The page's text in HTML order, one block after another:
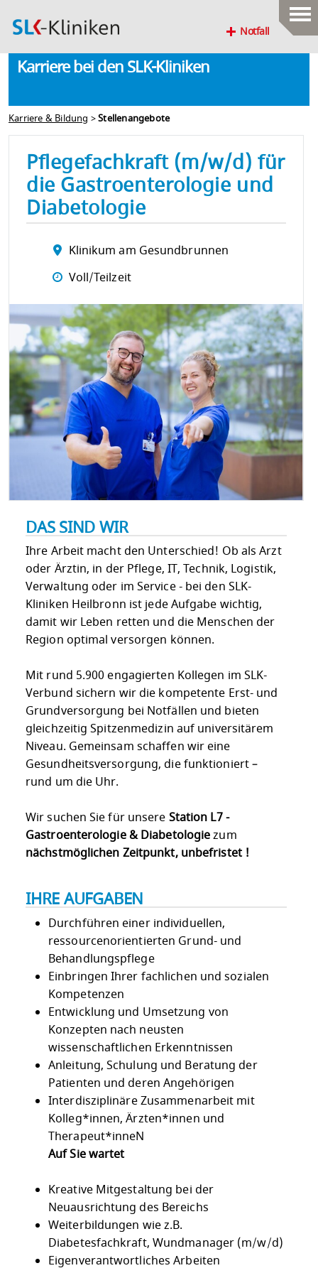
Notfall
Karriere bei den SLK-Kliniken
Karriere & Bildung >Stellenangebote
Pflegefachkraft (m/w/d) für
die Gastroenterologie und
Diabetologie
Klinikum am Gesundbrunnen
Voll/Teilzeit
DAS SIND WIR
Ihre Arbeit macht den Unterschied! Ob als Arzt
oder Ärztin, in der Pflege, IT, Technik, Logistik,
Verwaltung oder im Service - bei den SLK-
Kliniken Heilbronn ist jede Aufgabe wichtig,
damit wir Leben retten und die Menschen der
Region optimal versorgen können.
Mit rund 5.900 engagierten Kollegen im SLK-
Verbund sichern wir die kompetente Erst- und
Grundversorgung bei Notfällen und bieten
gleichzeitig Spitzenmedizin auf universitärem
Niveau. Gemeinsam schaffen wir eine
Gesundheitsversorgung, die funktioniert –
rund um die Uhr.
Wir suchen Sie für unsere Station L7 -
Gastroenterologie & Diabetologiezum
nächstmöglichen Zeitpunkt, unbefristet !
IHRE AUFGABEN
Durchführen einer individuellen,
ressourcenorientierten Grund- und
Behandlungspflege
Einbringen Ihrer fachlichen und sozialen
Kompetenzen
Entwicklung und Umsetzung von
Konzepten nach neusten
wissenschaftlichen Erkenntnissen
Anleitung, Schulung und Beratung der
Patienten und deren Angehörigen
Interdisziplinäre Zusammenarbeit mit
Kolleg*innen, Ärzten*innen und
Therapeut*inneN
Auf Sie wartet
Kreative Mitgestaltung bei der
Neuausrichtung des Bereichs
Weiterbildungen wie z.B.
Diabetesfachkraft, Wundmanager (m/w/d)
Eigenverantwortliches Arbeiten